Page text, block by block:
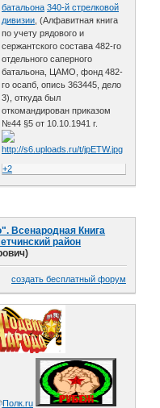
батальона 340-й стрелковой
дивизии , (Алфавитная книга
по учету рядового и
сержантского состава 482-го
отдельного саперного
батальона, ЦАМО, фонд 482-
го осапб, опись 363445, дело
3), откуда был
откомандирован приказом
№44 §5 от 10.10.1941 г.
+2
Всенародная Книга
район
создать бесплатный форум